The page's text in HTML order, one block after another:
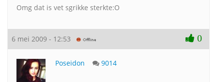
Omg dat is vet sgrikke sterkte:O
6 mei 2009 - 12:53 0
Poseidon 9014